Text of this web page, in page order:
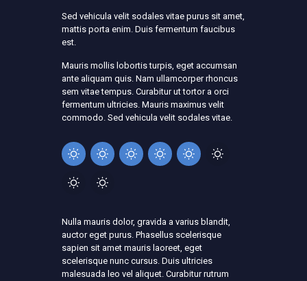
Sed vehicula velit sodales vitae purus sit amet,
mattis porta enim. Duis fermentum faucibus
est.
Mauris mollis lobortis turpis, eget accumsan
ante aliquam quis. Nam ullamcorper rhoncus
sem vitae tempus. Curabitur ut tortor a orci
fermentum ultricies. Mauris maximus velit
commodo. Sed vehicula velit sodales vitae.
Nulla mauris dolor, gravida a varius blandit,
auctor eget purus. Phasellus scelerisque
sapien sit amet mauris laoreet, eget
scelerisque nunc cursus. Duis ultricies
malesuada leo vel aliquet. Curabitur rutrum